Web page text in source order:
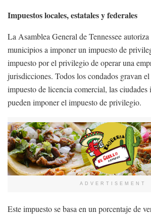
Impuestos locales, estatales y federales
La Asamblea General de Tennessee
municipios a imponer un impuesto de
impuesto por el privilegio de operar una
jurisdicciones. Todos los condados gravan
impuesto de licencia comercial, las ciudades
pueden imponer el impuesto de privilegio.
ADVERTISEMENT
Este impuesto se basa en un porcentaje de